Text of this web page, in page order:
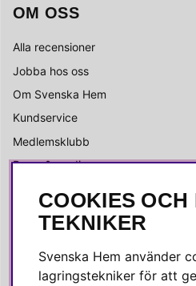
OM OSS
Alla recensioner
Jobba hos oss
Om Svenska Hem
Kundservice
Medlemsklubb
Press & media
SOCIALA MEDIER
Instagram
COOKIES
TEKNIKER
Svenska Hem använder
lagringstekniker för att